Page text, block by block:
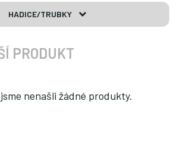
HADICE/TRUBKY
PRODUKT
nenašli žádné produkty.